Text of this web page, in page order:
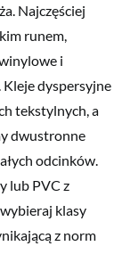
Najczęściej
runem,
i
dyspersyjne
tekstylnych, a
dwustronne
odcinków.
lub PVC z
klasy
z norm